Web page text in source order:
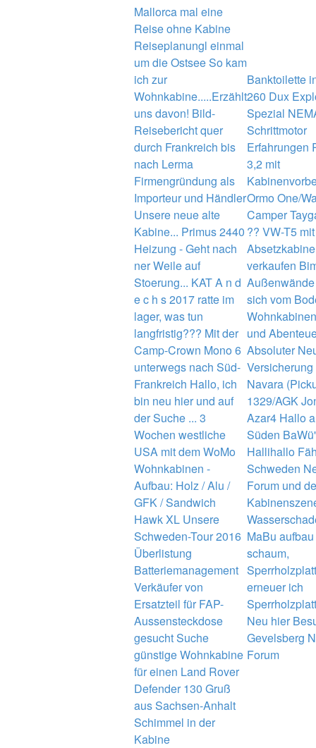
Mallorca mal eine
Reise ohne Kabine
Reiseplanungl einmal
um die OstseeSo kam
ich zur
Wohnkabine.....Erzählt
uns davon! Bild-
Reisebericht quer
durch Frankreich bis
nach Lerma
Firmengründung als
Importeur und Händler
Unsere neue alte
Kabine... Primus 2440
Heizung - Geht nach
ner Weile auf
Stoerung... KAT A n d
e c h s 2017 ratte im
lager, was tun
langfristig??? Mit der
Camp-Crown Mono 6
unterwegs nach Süd-
Frankreich Hallo, ich
bin neu hier und auf
der Suche ... 3
Wochen westliche
USA mit dem WoMo
Wohnkabinen -
Aufbau: Holz / Alu /
GFK / Sandwich
Hawk XL Unsere
Schweden-Tour 2016
Überlistung
Batteriemanagement
Verkäufer von
Ersatzteil für FAP-
Aussensteckdose
gesuchtSuche
günstige Wohnkabine
für einen Land Rover
Defender 130 Gruß
aus Sachsen-Anhalt
Schimmel in der
Kabine
Banktoilette
260 Dux
Spezial
Schrittmotor
Erfahrungen
3,2 mit
Ormo One/
Camper
?? VW-T5 mit
verkaufen
sich vom
und
Absoluter
Navara
1329/AGK
Azar4 Hallo
Süden
Hallihallo
Schweden
Forum und
MaBu
schaum,
erneuer ich
Neu hier
Gevelsberg
Forum